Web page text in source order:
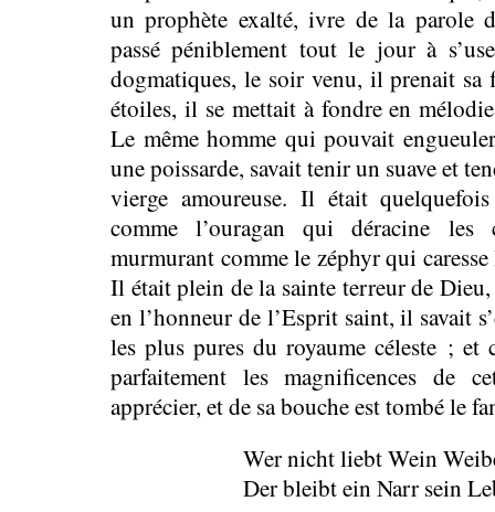
un prophète exalté, ivre de la parole
passé péniblement tout le jour à
dogmatiques, le soir venu, il prenait sa
étoiles, il se mettait à fondre en
Le même homme qui pouvait
une poissarde, savait tenir un suave et
vierge amoureuse. Il était
comme l’ouragan qui déracine
murmurant comme le zéphyr qui
Il était plein de la sainte terreur de
en l’honneur de l’Esprit saint, il savait
les plus pures du royaume céleste ; et
parfaitement les magnificences de
apprécier, et de sa bouche est tombé le
Wer nicht liebt Wein
Der bleibt ein Narr sein